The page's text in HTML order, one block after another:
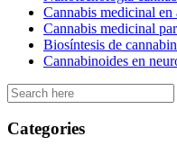
Cannabis medicinal en
Cannabis medicinal
Biosíntesis de
Cannabinoides en
Categories